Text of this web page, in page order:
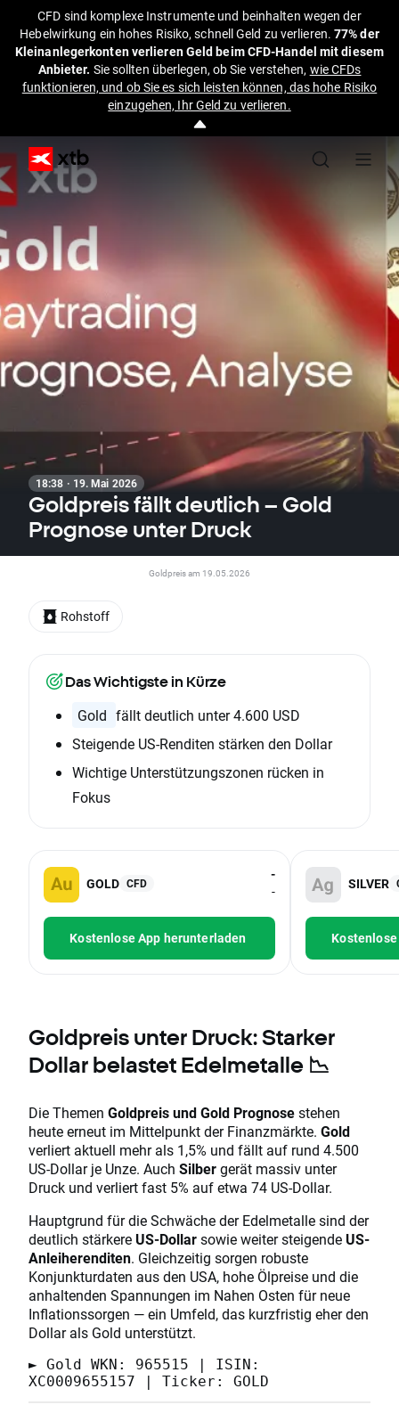
CFD sind komplexe Instrumente und beinhalten wegen der
Hebelwirkung ein hohes Risiko, schnell Geld zu verlieren.77% der
Kleinanlegerkonten verlieren Geld beim CFD-Handel mit diesem
Anbieter. Sie sollten überlegen, ob Sie verstehen, wie CFDs
funktionieren, und ob Sie es sich leisten können, das hohe Risiko
einzugehen, Ihr Geld zu verlieren.
18:38 · 19. Mai 2026
Goldpreis fällt deutlich – Gold
Prognose unter Druck
Goldpreis am 19.05.2026
Das Wichtigste in Kürze
Gold fällt deutlich unter 4.600 USD
Steigende US-Renditen stärken den Dollar
Wichtige Unterstützungszonen rücken in
Fokus
GOLD CFD
-
-
Kostenlose App herunterladen
SILVER
Goldpreis unter Druck: Starker
Dollar belastet Edelmetalle 📉
Die Themen Goldpreis und Gold Prognosestehen
heute erneut im Mittelpunkt der Finanzmärkte. Gold
verliert aktuell mehr als 1,5% und fällt auf rund 4.500
US-Dollar je Unze. Auch Silbergerät massiv unter
Druck und verliert fast 5% auf etwa 74 US-Dollar.
Hauptgrund für die Schwäche der Edelmetalle sind der
deutlich stärkere US-Dollarsowie weiter steigende US-
Anleiherenditen. Gleichzeitig sorgen robuste
Konjunkturdaten aus den USA, hohe Ölpreise und die
anhaltenden Spannungen im Nahen Osten für neue
Inflationssorgen — ein Umfeld, das kurzfristig eher den
Dollar als Gold unterstützt.
► Gold WKN: 965515 | ISIN:
XC0009655157 | Ticker: GOLD
Rohstoff